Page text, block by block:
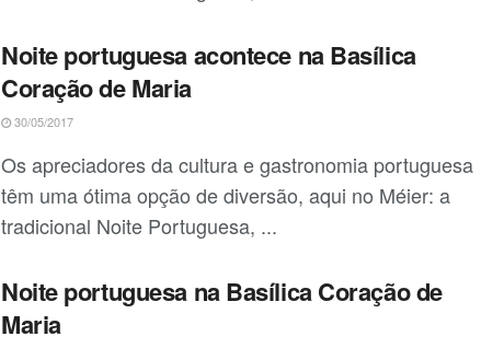
Noite portuguesa acontece na Basílica
Coração de Maria
30/05/2017
Os apreciadores da cultura e gastronomia portuguesa
têm uma ótima opção de diversão, aqui no Méier: a
tradicional Noite Portuguesa, ...
Noite portuguesa na Basílica Coração de
Maria